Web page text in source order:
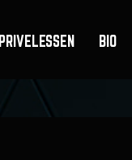
PRIVELESSEN BIO